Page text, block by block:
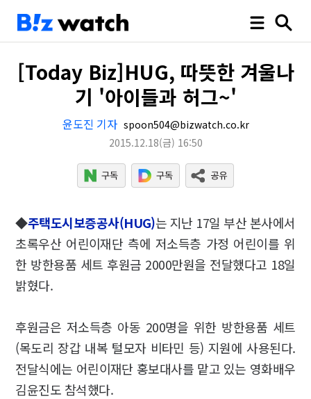
[Today Biz]HUG, 따뜻한 겨울나
기 '아이들과 허그~'
윤도진 기자 spoon504@bizwatch.co.kr
2015.12.18(금) 16:50
◆주택도시보증공사(HUG)는 지난 17일 부산 본사에서
초록우산 어린이재단 측에 저소득층 가정 어린이를 위
한 방한용품 세트 후원금 2000만원을 전달했다고 18일
밝혔다.
후원금은 저소득층 아동 200명을 위한 방한용품 세트
(목도리 장갑 내복 털모자 비타민 등) 지원에 사용된다.
전달식에는 어린이재단 홍보대사를 맡고 있는 영화배우
김윤진도 참석했다.